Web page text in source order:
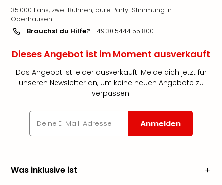
35.000 Fans, zwei Bühnen, pure Party-Stimmung in
Oberhausen
Brauchst du Hilfe? +49 30 5444 55 800
Dieses Angebot ist im Moment ausverkauft
Das Angebot ist leider ausverkauft. Melde dich jetzt für
unseren Newsletter an, um keine neuen Angebote zu
verpassen!
Anmelden
Was inklusive ist